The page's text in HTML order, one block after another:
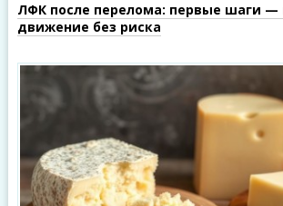
ЛФК после перелома: первые шаги
движение без риска